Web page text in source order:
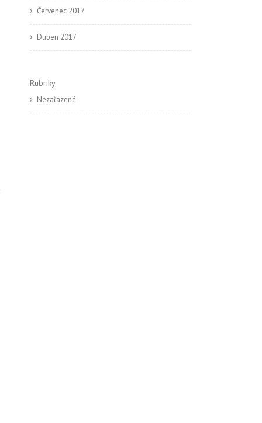
Červenec 2017
Duben 2017
Rubriky
Nezařazené